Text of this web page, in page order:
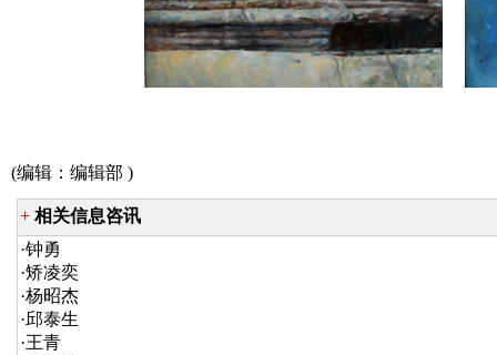
(编辑： 编辑部 )
+ 相关信息咨讯
·钟勇
·矫凌奕
·杨昭杰
·邱泰生
·王青